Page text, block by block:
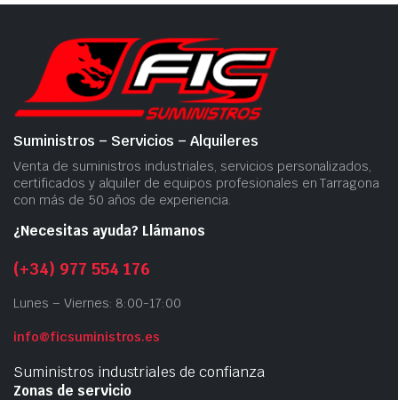
Suministros – Servicios – Alquileres
Venta de suministros industriales, servicios personalizados,
certificados y alquiler de equipos profesionales en Tarragona
con más de 50 años de experiencia.
¿Necesitas ayuda? Llámanos
(+34) 977 554 176
Lunes – Viernes: 8:00-17:00
info@ficsuministros.es
Suministros industriales de confianza
Zonas de servicio